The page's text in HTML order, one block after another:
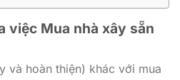
việc Mua nhà xây sẵn
và hoàn thiện) khác với mua